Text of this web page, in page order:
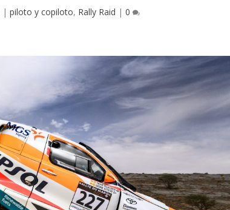
|piloto y copiloto, Rally Raid |0